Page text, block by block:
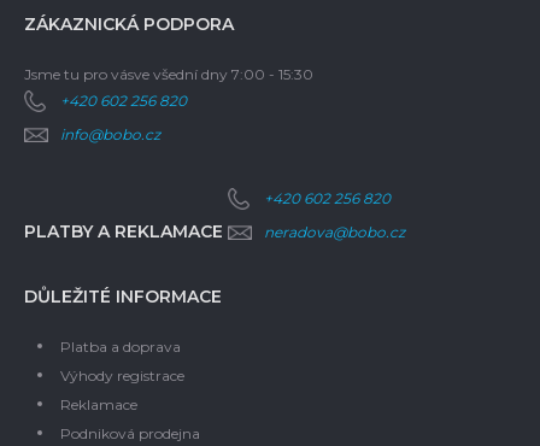
ZÁKAZNICKÁ PODPORA
Jsme tu pro vásve všední dny 7:00 - 15:30
+420 602 256 820
info@bobo.cz
PLATBY A REKLAMACE
+420 602 256 820
neradova@bobo.cz
DŮLEŽITÉ INFORMACE
Platba a doprava
Výhody registrace
Reklamace
Podniková prodejna